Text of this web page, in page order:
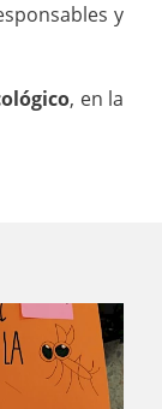
y
, en la